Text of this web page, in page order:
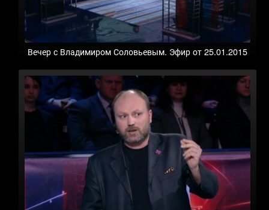
Вечер с Владимиром Соловьевым. Эфир от 25.01.2015